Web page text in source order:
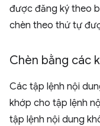
được đăng ký theo
chèn theo thứ tự
Chèn bằng các
Các tập lệnh nội
khớp cho tập lệnh
tập lệnh nội dung